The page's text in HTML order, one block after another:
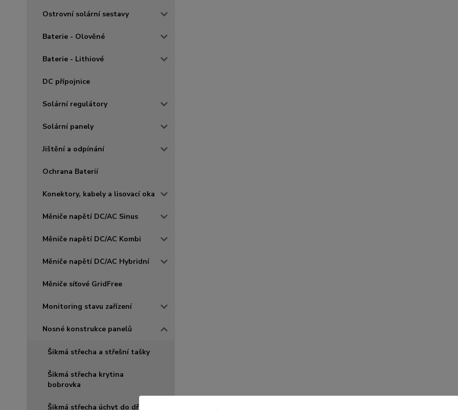
Ostrovní solární sestavy
Baterie - Olověné
Baterie - Lithiové
DC přípojnice
Solární regulátory
Solární panely
Jištění a odpínání
Ochrana Baterií
Konektory, kabely a lisovací oka
Měniče napětí DC/AC Sinus
Měniče napětí DC/AC Kombi
Měniče napětí DC/AC Hybridní
Měniče síťové GridFree
Monitoring stavu zařízení
Nosné konstrukce panelů
Šikmá střecha a střešní tašky
Šikmá střecha krytina
bobrovka
Šikmá střecha úchyt do dřeva